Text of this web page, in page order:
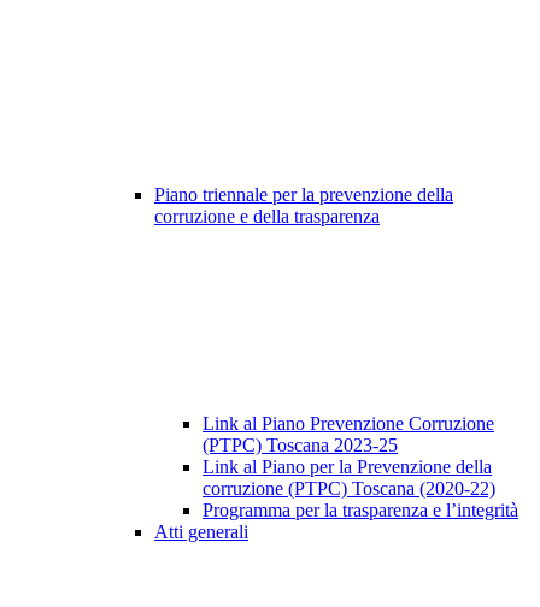
Piano triennale per la prevenzione della
corruzione e della trasparenza
Link al Piano Prevenzione Corruzione
(PTPC) Toscana 2023-25
Link al Piano per la Prevenzione della
corruzione (PTPC) Toscana (2020-22)
Programma per la trasparenza e l’integrità
Atti generali